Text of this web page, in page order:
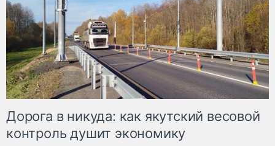
Дорога в никуда: как якутский весовой
контроль душит экономику